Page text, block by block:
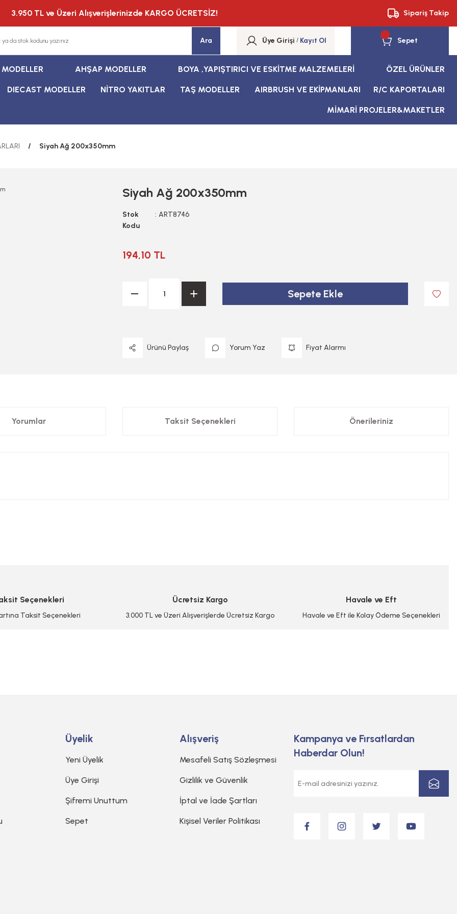
3.950 TL ve Üzeri Alışverişlerinizde KARGO ÜCRETSİZ! Sipariş Takip
Ara Üye Girişi / Kayıt Ol Sepet
AHŞAP MODELLER BOYA ,YAPIŞTIRICI VE ESKİTME MALZEMELERİ ÖZEL ÜRÜNLER
DIECAST MODELLER NİTRO YAKITLAR TAŞ MODELLER AIRBRUSH VE EKİPMANLARI R/C KAPORTALARI
MİMARİ PROJELER&MAKETLER
Siyah Ağ 200x350mm
Siyah Ağ 200x350mm
Stok
Kodu
ART8746
194,10 TL
Sepete Ekle
Ürünü Paylaş Yorum Yaz Fiyat Alarmı
Yorumlar Taksit Seçenekleri Önerileriniz
Seçenekleri
Taksit Seçenekleri
Ücretsiz Kargo
3.000 TL ve Üzeri Alışverişlerde Ücretsiz Kargo
Havale ve Eft
Havale ve Eft ile Kolay Ödeme Seçenekleri
Üyelik
Yeni Üyelik
Üye Girişi
Şifremi Unuttum
Sepet
Alışveriş
Mesafeli Satış Sözleşmesi
Gizlilik ve Güvenlik
İptal ve İade Şartları
Kişisel Veriler Politikası
Kampanya ve Fırsatlardan
Haberdar Olun!